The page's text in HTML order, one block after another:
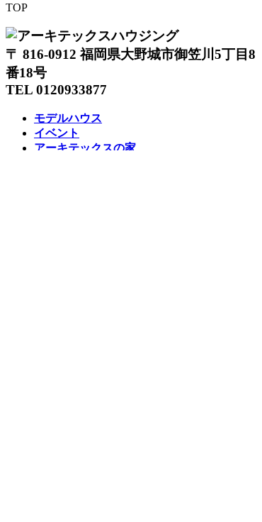
TOP
〒 816-0912 福岡県大野城市御笠川5丁目8
番18号
TEL 0120933877
モデルハウス
イベント
アーキテックスの家